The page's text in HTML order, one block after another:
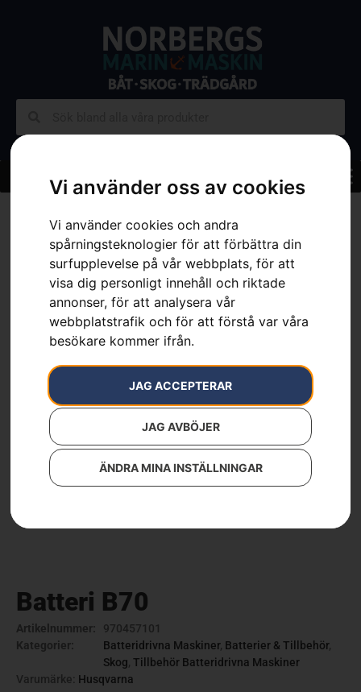
Vi använder oss av cookies
Vi använder cookies och andra
spårningsteknologier för att förbättra din
surfupplevelse på vår webbplats, för att
visa dig personligt innehåll och riktade
annonser, för att analysera vår
webbplatstrafik och för att förstå var våra
besökare kommer ifrån.
JAG ACCEPTERAR
JAG AVBÖJER
ÄNDRA MINA INSTÄLLNINGAR
Batteridrivna Maskiner»Batteri B70
Batteri B70
Artikelnummer:
970457101
Kategorier:
Batteridrivna Maskiner, Batterier & Tillbehör,
Skog, Tillbehör Batteridrivna Maskiner
Varumärke: Husqvarna